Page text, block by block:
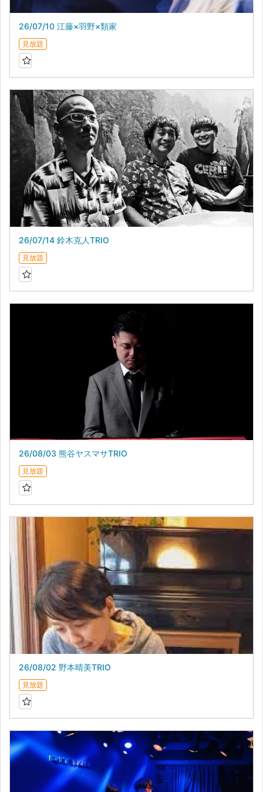
26/07/10 江藤×羽野×類家
見放題
26/07/14 鈴木克人TRIO
見放題
26/08/03 熊谷ヤスマサTRIO
見放題
26/08/02 野本晴美TRIO
見放題